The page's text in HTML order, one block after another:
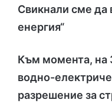
Свикнали сме да
енергия“
Към момента, на
водно-
разрешение за